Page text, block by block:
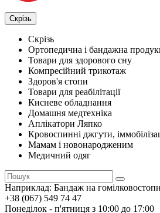
Скрізь
Скрізь
Ортопедична і бандажна
Товари для здорового сну
Компресійний трикотаж
Здоров'я стопи
Товари для реабілітації
Кисневе обладнання
Домашня медтехніка
Аплікатори Ляпко
Кровоспинні джгути,
Мамам і новонародженим
Медичний одяг
Наприклад: Бандаж на
+38 (067) 549 74 47
Понеділок - п'ятниця з 10:00 до 17:00